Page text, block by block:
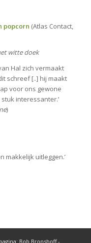
popcorn (Atlas Contact,
witte doek
Hal zich vermaakt
schreef [..] hij maakt
voor ons gewone
interessanter.’
)
makkelijk uitleggen.’
Bob Bronshoff -